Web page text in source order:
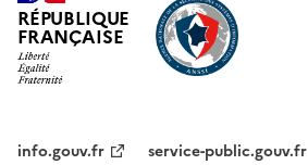
RÉPUBLIQUE
FRANÇAISE
info.gouv.fr service-public.gouv.fr